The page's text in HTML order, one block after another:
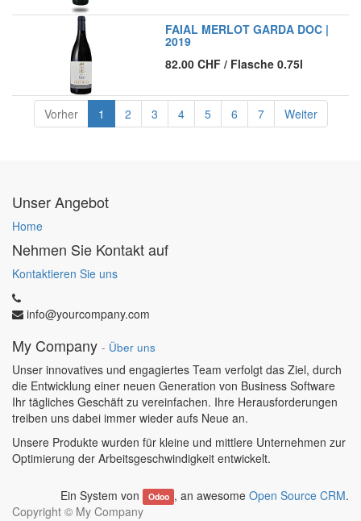
FAIAL MERLOT GARDA DOC |
2019
82.00 CHF / Flasche 0.75l
Vorher 1 2 3 4 5 6 7 Weiter
Unser Angebot
Home
Nehmen Sie Kontakt auf
Kontaktieren Sie uns
info@yourcompany.com
My Company - Über uns
Unser innovatives und engagiertes Team verfolgt das Ziel, durch
die Entwicklung einer neuen Generation von Business Software
Ihr tägliches Geschäft zu vereinfachen. Ihre Herausforderungen
treiben uns dabei immer wieder aufs Neue an.
Unsere Produkte wurden für kleine und mittlere Unternehmen zur
Optimierung der Arbeitsgeschwindigkeit entwickelt.
Ein System von Odoo , an awesome Open Source CRM.
Copyright © My Company